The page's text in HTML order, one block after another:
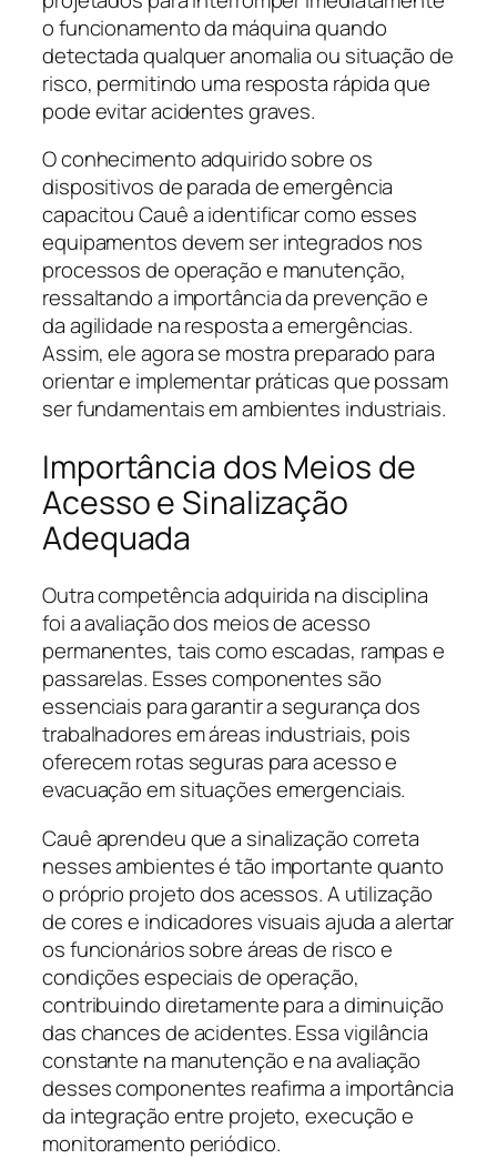
o funcionamento da máquina quando
detectada qualquer anomalia ou situação de
risco, permitindo uma resposta rápida que
pode evitar acidentes graves.
O conhecimento adquirido sobre os
dispositivos de parada de emergência
capacitou Cauê a identificar como esses
equipamentos devem ser integrados nos
processos de operação e manutenção,
ressaltando a importância da prevenção e
da agilidade na resposta a emergências.
Assim, ele agora se mostra preparado para
orientar e implementar práticas que possam
ser fundamentais em ambientes industriais.
Importância dos Meios de
Acesso e Sinalização
Adequada
Outra competência adquirida na disciplina
foi a avaliação dos meios de acesso
permanentes, tais como escadas, rampas e
passarelas. Esses componentes são
essenciais para garantir a segurança dos
trabalhadores em áreas industriais, pois
oferecem rotas seguras para acesso e
evacuação em situações emergenciais.
Cauê aprendeu que a sinalização correta
nesses ambientes é tão importante quanto
o próprio projeto dos acessos. A utilização
de cores e indicadores visuais ajuda a alertar
os funcionários sobre áreas de risco e
condições especiais de operação,
contribuindo diretamente para a diminuição
das chances de acidentes. Essa vigilância
constante na manutenção e na avaliação
desses componentes reafirma a importância
da integração entre projeto, execução e
monitoramento periódico.